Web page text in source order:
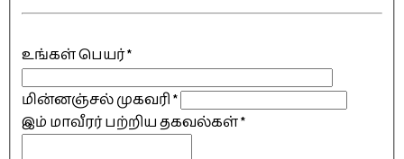
உங்கள் பெயர்*
மின்னஞ்சல் முகவரி*
இம் மாவீரர் பற்றிய தகவல்கள்*